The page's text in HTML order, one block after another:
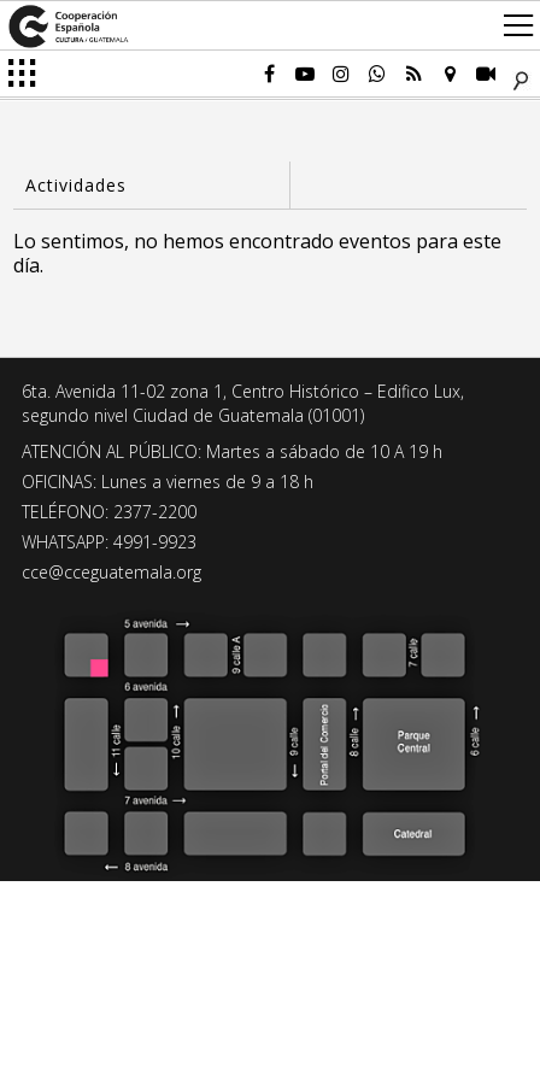
Lo sentimos, no hemos encontrado eventos para este
día.
6ta. Avenida 11-02 zona 1, Centro Histórico – Edifico Lux,
segundo nivel Ciudad de Guatemala (01001)
ATENCIÓN AL PÚBLICO: Martes a sábado de 10 A 19 h
OFICINAS: Lunes a viernes de 9 a 18 h
TELÉFONO: 2377-2200
WHATSAPP: 4991-9923
cce@cceguatemala.org